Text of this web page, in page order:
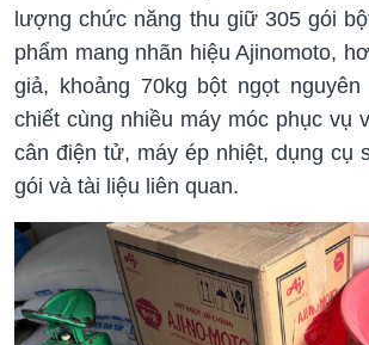
lượng chức năng thu giữ 305 gói
phẩm mang nhãn hiệu Ajinomoto,
giả, khoảng 70kg bột ngọt
chiết cùng nhiều máy móc phục vụ
cân điện tử, máy ép nhiệt, dụng cụ
gói và tài liệu liên quan.